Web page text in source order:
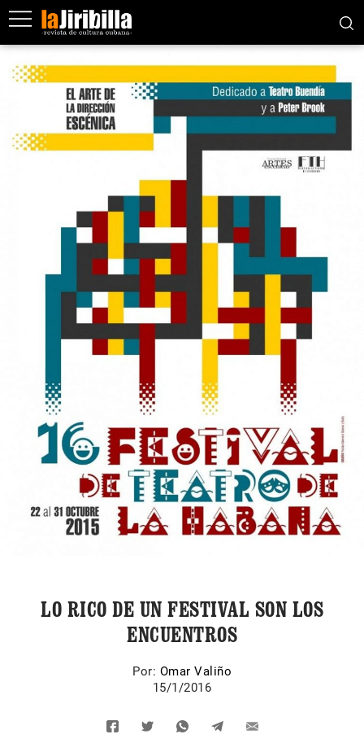
LO RICO DE UN FESTIVAL SON LOS
ENCUENTROS
Por: Omar Valiño
15/1/2016